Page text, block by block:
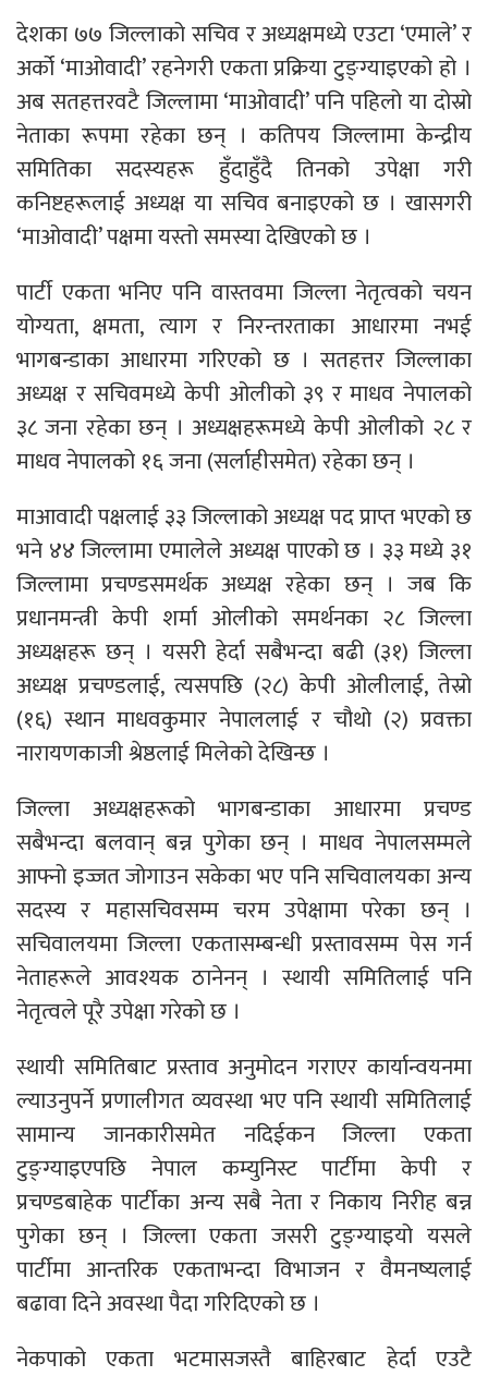
देशका ७७ जिल्लाको सचिव र अध्यक्षमध्ये एउटा ‘एमाले’ र
अर्को ‘माओवादी’ रहनेगरी एकता प्रक्रिया टुङ्ग्याइएको हो ।
अब सतहत्तरवटै जिल्लामा ‘माओवादी’ पनि पहिलो या दोस्रो
नेताका रूपमा रहेका छन् । कतिपय जिल्लामा केन्द्रीय
समितिका सदस्यहरू हुँदाहुँदै तिनको उपेक्षा गरी
कनिष्टहरूलाई अध्यक्ष या सचिव बनाइएको छ । खासगरी
‘माओवादी’ पक्षमा यस्तो समस्या देखिएको छ ।
पार्टी एकता भनिए पनि वास्तवमा जिल्ला नेतृत्वको चयन
योग्यता, क्षमता, त्याग र निरन्तरताका आधारमा नभई
भागबन्डाका आधारमा गरिएको छ । सतहत्तर जिल्लाका
अध्यक्ष र सचिवमध्ये केपी ओलीको ३९ र माधव नेपालको
३८ जना रहेका छन् । अध्यक्षहरूमध्ये केपी ओलीको २८ र
माधव नेपालको १६ जना (सर्लाहीसमेत) रहेका छन् ।
माआवादी पक्षलाई ३३ जिल्लाको अध्यक्ष पद प्राप्त भएको छ
भने ४४ जिल्लामा एमालेले अध्यक्ष पाएको छ । ३३ मध्ये ३१
जिल्लामा प्रचण्डसमर्थक अध्यक्ष रहेका छन् । जब कि
प्रधानमन्त्री केपी शर्मा ओलीको समर्थनका २८ जिल्ला
अध्यक्षहरू छन् । यसरी हेर्दा सबैभन्दा बढी (३१) जिल्ला
अध्यक्ष प्रचण्डलाई, त्यसपछि (२८) केपी ओलीलाई, तेस्रो
(१६) स्थान माधवकुमार नेपाललाई र चौथो (२) प्रवक्ता
नारायणकाजी श्रेष्ठलाई मिलेको देखिन्छ ।
जिल्ला अध्यक्षहरूको भागबन्डाका आधारमा प्रचण्ड
सबैभन्दा बलवान् बन्न पुगेका छन् । माधव नेपालसम्मले
आफ्नो इज्जत जोगाउन सकेका भए पनि सचिवालयका अन्य
सदस्य र महासचिवसम्म चरम उपेक्षामा परेका छन् ।
सचिवालयमा जिल्ला एकतासम्बन्धी प्रस्तावसम्म पेस गर्न
नेताहरूले आवश्यक ठानेनन् । स्थायी समितिलाई पनि
नेतृत्वले पूरै उपेक्षा गरेको छ ।
स्थायी समितिबाट प्रस्ताव अनुमोदन गराएर कार्यान्वयनमा
ल्याउनुपर्ने प्रणालीगत व्यवस्था भए पनि स्थायी समितिलाई
सामान्य जानकारीसमेत नदिईकन जिल्ला एकता
टुङ्ग्याइएपछि नेपाल कम्युनिस्ट पार्टीमा केपी र
प्रचण्डबाहेक पार्टीका अन्य सबै नेता र निकाय निरीह बन्न
पुगेका छन् । जिल्ला एकता जसरी टुङ्ग्याइयो यसले
पार्टीमा आन्तरिक एकताभन्दा विभाजन र वैमनष्यलाई
बढावा दिने अवस्था पैदा गरिदिएको छ ।
नेकपाको एकता भटमासजस्तै बाहिरबाट हेर्दा एउटै